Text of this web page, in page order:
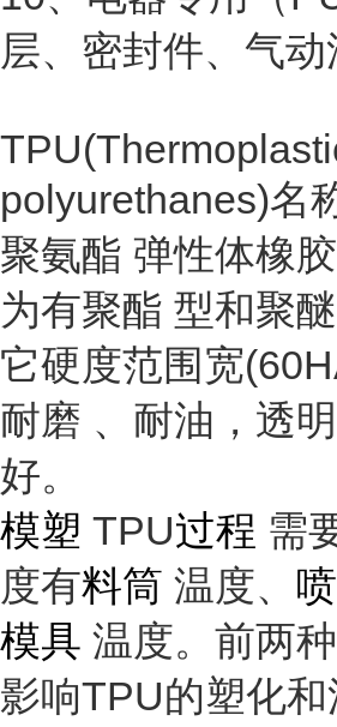
层、密封件、气动
polyurethanes)名
聚氨酯 弹性体橡
为有聚酯 型和聚醚
它硬度范围宽
耐磨 、耐油，透明
好。
模塑 TPU过程 需
度有料筒 温度、
模具 温度。前两
影响TPU的塑化